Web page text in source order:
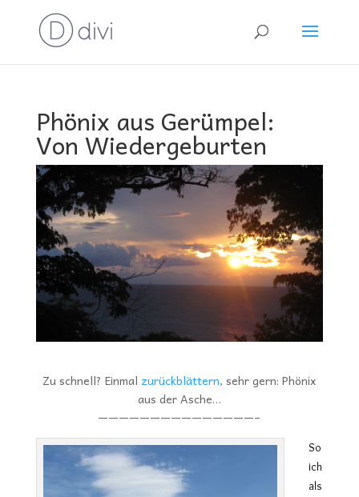
Phönix aus Gerümpel:
Von Wiedergeburten
Zu schnell? Einmal zurückblättern, sehr gern: Phönix
aus der Asche…
———————————————–
So
ich
als